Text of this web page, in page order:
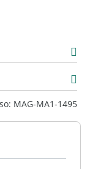
MAG-MA1-1495